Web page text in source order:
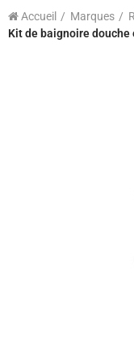
Accueil Marques
Kit de baignoire